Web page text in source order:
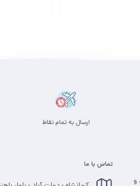
ارسال به تمام نقاط
و
تماس با ما